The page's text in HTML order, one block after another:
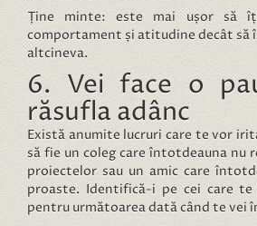
Ține minte: este mai ușor să
comportament și atitudine decât să
altcineva.
6. Vei face o
răsufla adânc
Există anumite lucruri care te vor
să fie un coleg care întotdeauna nu
proiectelor sau un amic care
proaste. Identifică-i pe cei care
pentru următoarea dată când te vei